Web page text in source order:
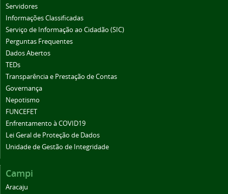
Servidores
Informações Classificadas
Serviço de Informação ao Cidadão (SIC)
Perguntas Frequentes
Dados Abertos
TEDs
Transparência e Prestação de Contas
Governança
Nepotismo
FUNCEFET
Enfrentamento à COVID19
Lei Geral de Proteção de Dados
Unidade de Gestão de Integridade
Campi
Aracaju